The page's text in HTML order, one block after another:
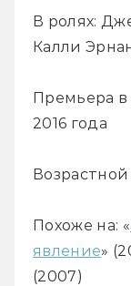
В ролях:
Калли
Премьера в
2016 года
Возрастной
Похоже на: «
явление»
(2007)